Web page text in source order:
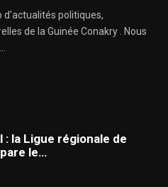
d'actualités politiques,
de la Guinée Conakry . Nous
la Ligue régionale de
le…